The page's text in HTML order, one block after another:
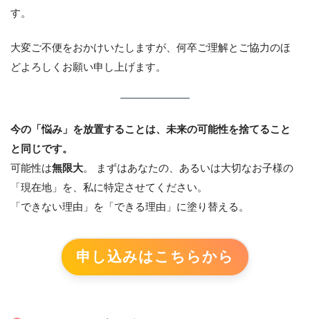
す。
大変ご不便をおかけいたしますが、何卒ご理解とご協力のほ
どよろしくお願い申し上げます。
今の「悩み」を放置することは、未来の可能性を捨てること
と同じです。
可能性は無限大。 まずはあなたの、あるいは大切なお子様の
「現在地」を、私に特定させてください。
「できない理由」を「できる理由」に塗り替える。
申し込みはこちらから